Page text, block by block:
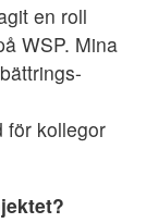
en roll
WSP. Mina
för kollegor